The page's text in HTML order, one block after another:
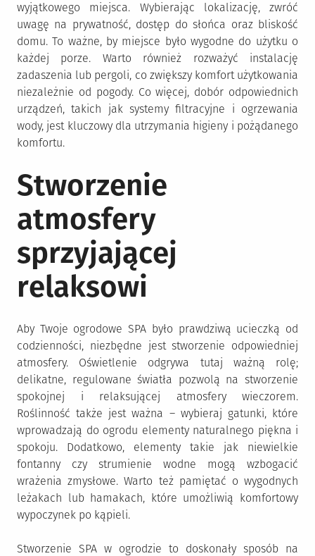
wyjątkowego miejsca. Wybierając lokalizację, zwróć
uwagę na prywatność, dostęp do słońca oraz bliskość
domu. To ważne, by miejsce było wygodne do użytku o
każdej porze. Warto również rozważyć instalację
zadaszenia lub pergoli, co zwiększy komfort użytkowania
niezależnie od pogody. Co więcej, dobór odpowiednich
urządzeń, takich jak systemy filtracyjne i ogrzewania
wody, jest kluczowy dla utrzymania higieny i pożądanego
komfortu.
Stworzenie
atmosfery
sprzyjającej
relaksowi
Aby Twoje ogrodowe SPA było prawdziwą ucieczką od
codzienności, niezbędne jest stworzenie odpowiedniej
atmosfery. Oświetlenie odgrywa tutaj ważną rolę;
delikatne, regulowane światła pozwolą na stworzenie
spokojnej i relaksującej atmosfery wieczorem.
Roślinność także jest ważna – wybieraj gatunki, które
wprowadzają do ogrodu elementy naturalnego piękna i
spokoju. Dodatkowo, elementy takie jak niewielkie
fontanny czy strumienie wodne mogą wzbogacić
wrażenia zmysłowe. Warto też pamiętać o wygodnych
leżakach lub hamakach, które umożliwią komfortowy
wypoczynek po kąpieli.
Stworzenie SPA w ogrodzie to doskonały sposób na